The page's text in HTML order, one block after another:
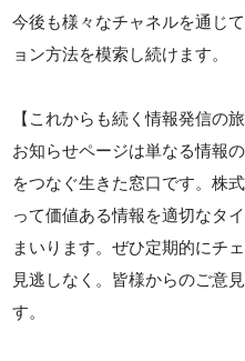
今後も様々なチャネルを通じ
ョン方法を模索し続けます。
【これからも続く情報発信の旅
お知らせページは単なる情報
をつなぐ生きた窓口です。株
って価値ある情報を適切なタ
まいります。ぜひ定期的にチ
見逃しなく。皆様からのご意
す。